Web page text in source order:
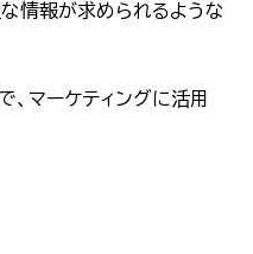
情報が求められるような
、マーケティングに活用